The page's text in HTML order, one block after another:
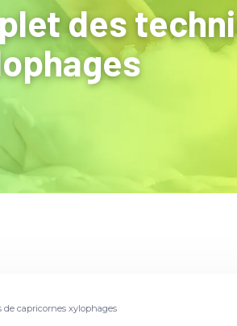
des
capricornes xylophages